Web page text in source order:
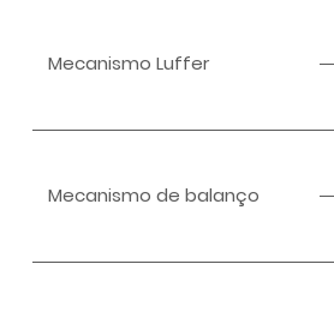
Mecanismo Luffer
Mecanismo de balanço